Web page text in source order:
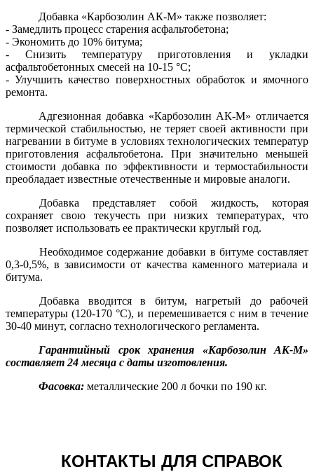
Добавка «Карбозолин АК-М» также позволяет:
- Замедлить процесс старения асфальтобетона;
- Экономить до 10% битума;
- Снизить температуру приготовления и укладки
асфальтобетонных смесей на 10-15 °C;
- Улучшить качество поверхностных обработок и ямочного
ремонта.
Адгезионная добавка «Карбозолин АК-М» отличается
термической стабильностью, не теряет своей активности при
нагревании в битуме в условиях технологических температур
приготовления асфальтобетона. При значительно меньшей
стоимости добавка по эффективности и термостабильности
преобладает известные отечественные и мировые аналоги.
Добавка представляет собой жидкость, которая
сохраняет свою текучесть при низких температурах, что
позволяет использовать ее практически круглый год.
Необходимое содержание добавки в битуме составляет
0,3-0,5%, в зависимости от качества каменного материала и
битума.
Добавка вводится в битум, нагретый до рабочей
температуры (120-170 °C), и перемешивается с ним в течение
30-40 минут, согласно технологического регламента.
Гарантийный срок хранения «Карбозолин АК-М»
составляет 24 месяца с даты изготовления.
Фасовка: металлические 200 л бочки по 190 кг.
КОНТАКТЫ ДЛЯ СПРАВОК